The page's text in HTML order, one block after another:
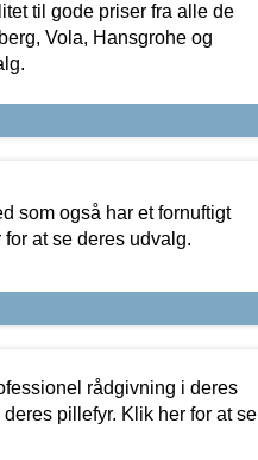
til gode priser fra alle de
Vola, Hansgrohe og
som også har et fornuftigt
at se deres udvalg.
rådgivning i deres
pillefyr. Klik her for at se